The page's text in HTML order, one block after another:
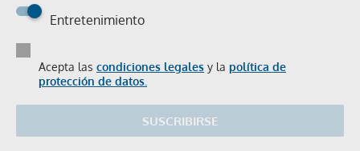
Entretenimiento
Acepta las condiciones legales y la política de
protección de datos.
SUSCRIBIRSE